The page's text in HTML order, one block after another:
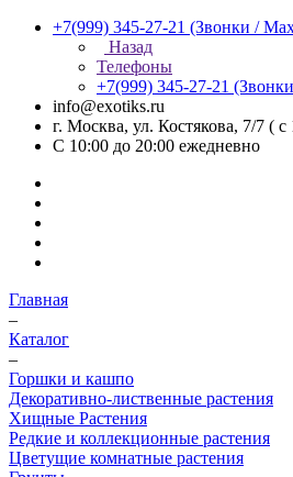
+7(999) 345-27-21 (Звонки /
Назад
Телефоны
+7(999) 345-27-21
info@exotiks.ru
г. Москва, ул. Костякова, 7/7 (
С 10:00 до 20:00 ежедневно
Главная
–
Каталог
–
Горшки и кашпо
Декоративно-лиственные растения
Хищные Растения
Редкие и коллекционные растения
Цветущие комнатные растения